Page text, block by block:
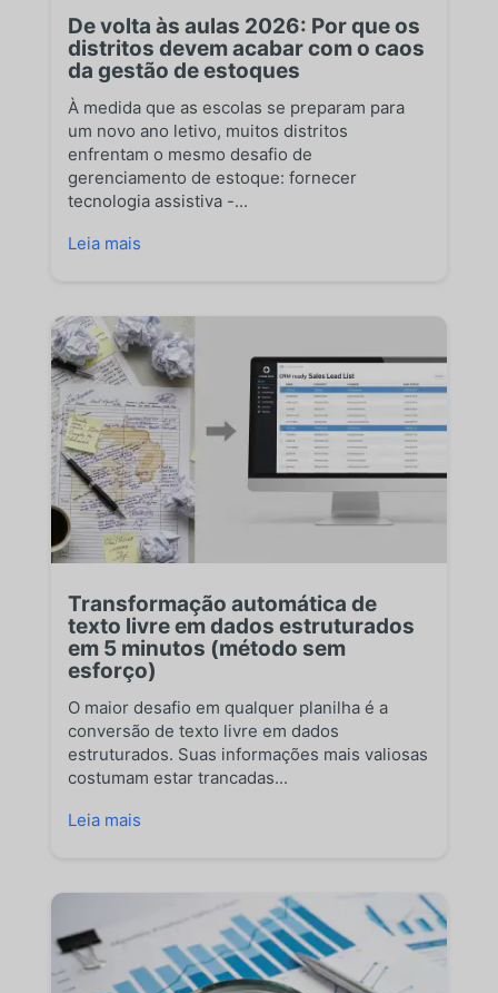
De volta às aulas 2026: Por que os
distritos devem acabar com o caos
da gestão de estoques
À medida que as escolas se preparam para
um novo ano letivo, muitos distritos
enfrentam o mesmo desafio de
gerenciamento de estoque: fornecer
tecnologia assistiva -...
Leia mais
Transformação automática de
texto livre em dados estruturados
em 5 minutos (método sem
esforço)
O maior desafio em qualquer planilha é a
conversão de texto livre em dados
estruturados. Suas informações mais valiosas
costumam estar trancadas...
Leia mais